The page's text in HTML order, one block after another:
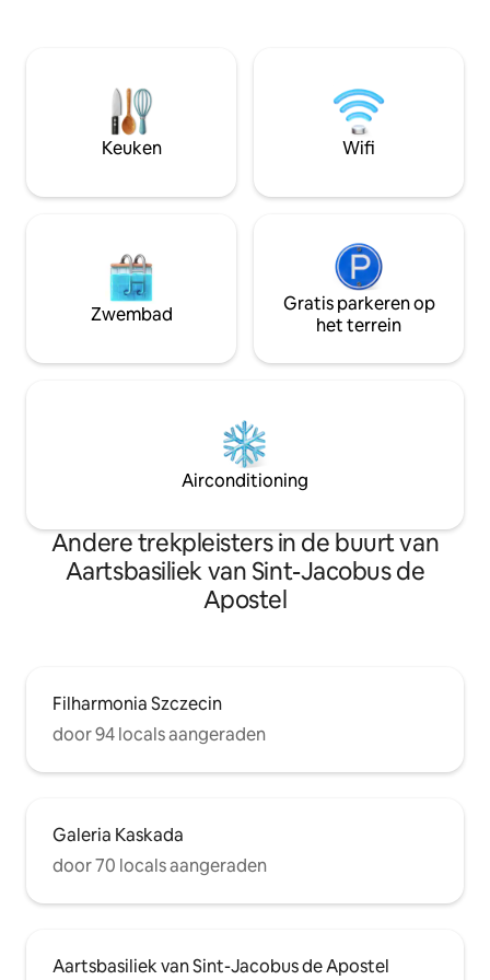
badkamer met een douche. Een
bijkomend voordeel is de toegang tot
een wellnessruimte met een zwembad,
een hottub en twee sauna's ✨
Keuken Wifi
Zwembad
Gratis parkeren op
het terrein
Airconditioning
Andere trekpleisters in de buurt van
Aartsbasiliek van Sint-Jacobus de
Apostel
Filharmonia Szczecin
door 94 locals aangeraden
Galeria Kaskada
door 70 locals aangeraden
Aartsbasiliek van Sint-Jacobus de Apostel